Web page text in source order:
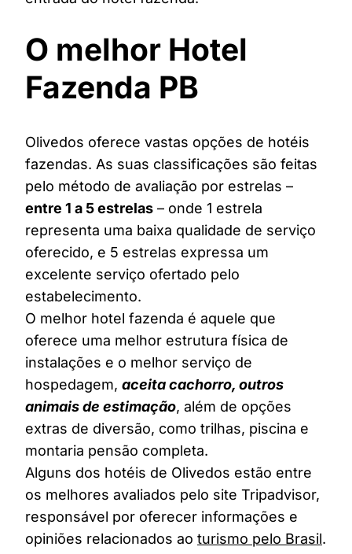
O melhor Hotel
Fazenda PB
Olivedos oferece vastas opções de hotéis
fazendas. As suas classificações são feitas
pelo método de avaliação por estrelas –
entre 1 a 5 estrelas – onde 1 estrela
representa uma baixa qualidade de serviço
oferecido, e 5 estrelas expressa um
excelente serviço ofertado pelo
estabelecimento.
O melhor hotel fazenda é aquele que
oferece uma melhor estrutura física de
instalações e o melhor serviço de
hospedagem, aceita cachorro, outros
animais de estimação, além de opções
extras de diversão, como trilhas, piscina e
montaria pensão completa.
Alguns dos hotéis de Olivedos estão entre
os melhores avaliados pelo site Tripadvisor,
responsável por oferecer informações e
opiniões relacionados ao turismo pelo Brasil.